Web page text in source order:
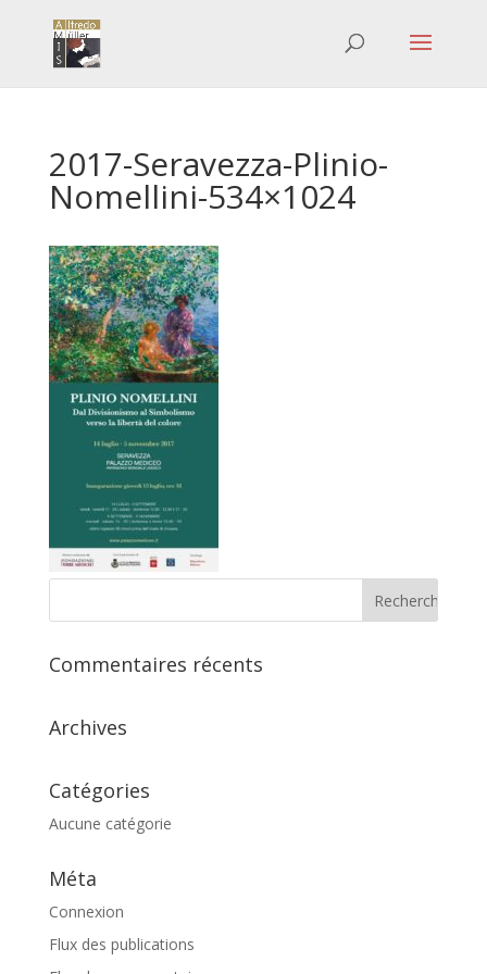
2017-Seravezza-Plinio-
Nomellini-534×1024
Commentaires récents
Archives
Catégories
Aucune catégorie
Méta
Connexion
Flux des publications